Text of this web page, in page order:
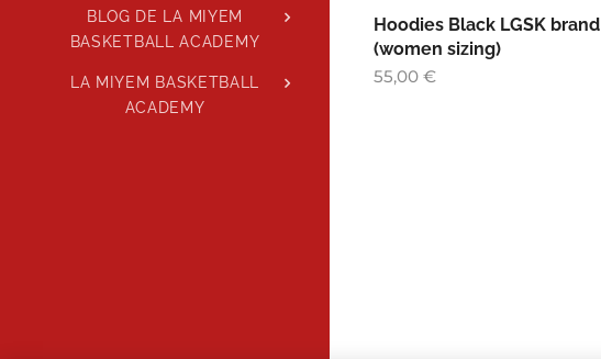
BLOG DE LA MIYEM
BASKETBALL ACADEMY
LA MIYEM BASKETBALL
ACADEMY
Hoodies Black LGSK brand
(women sizing)
55,00 €